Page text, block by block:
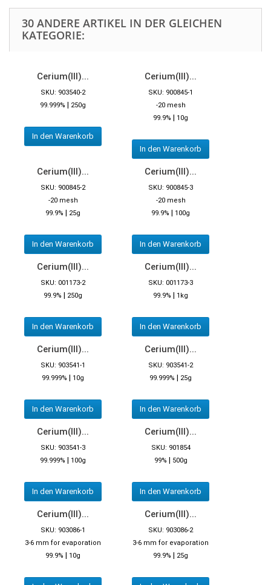
30 ANDERE ARTIKEL IN DER GLEICHEN
KATEGORIE:
Cerium(III)...
SKU: 903540-2
99.999% | 250g
In den Warenkorb
Cerium(III)...
SKU: 900845-1
-20 mesh
99.9% | 10g
In den Warenkorb
Cerium(III)...
SKU: 900845-2
-20 mesh
99.9% | 25g
In den Warenkorb
Cerium(III)...
SKU: 900845-3
-20 mesh
99.9% | 100g
In den Warenkorb
Cerium(III)...
SKU: 001173-2
99.9% | 250g
In den Warenkorb
Cerium(III)...
SKU: 001173-3
99.9% | 1kg
In den Warenkorb
Cerium(III)...
SKU: 903541-1
99.999% | 10g
In den Warenkorb
Cerium(III)...
SKU: 903541-2
99.999% | 25g
In den Warenkorb
Cerium(III)...
SKU: 903541-3
99.999% | 100g
In den Warenkorb
Cerium(III)...
SKU: 901854
99% | 500g
In den Warenkorb
Cerium(III)...
SKU: 903086-1
3-6 mm for evaporation
99.9% | 10g
Cerium(III)...
SKU: 903086-2
3-6 mm for evaporation
99.9% | 25g